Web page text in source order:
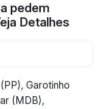
pedem
Detalhes
Garotinho
(MDB),